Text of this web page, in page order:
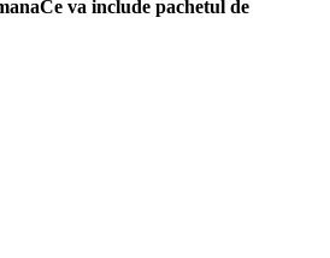
Ce va include pachetul de